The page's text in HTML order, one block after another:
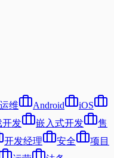
运维 Android
iOS
开发 嵌入式开发
售
开发经理 安全
项目